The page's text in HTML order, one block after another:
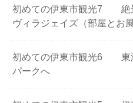
初めての伊東市観光7 絶
ヴィラジェイズ（部屋とお
初めての伊東市観光6 東
パークへ